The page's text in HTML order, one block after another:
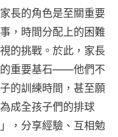
長的角色是至關重要
，時間分配上的困難
的挑戰。於此，家長
的重要基石——他們不
的訓練時間，甚至願
成全孩子們的排球
，分享經驗、互相勉